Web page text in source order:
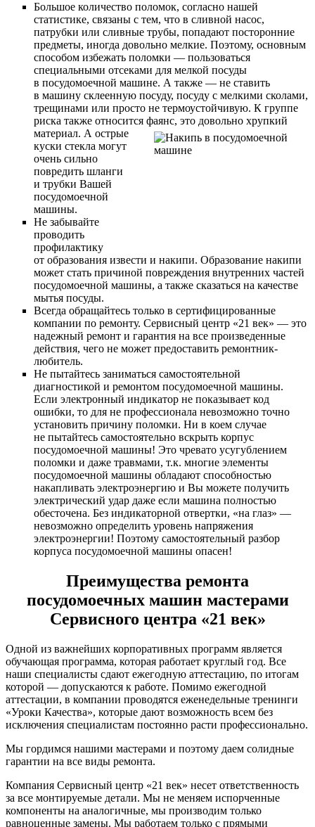
Большое количество поломок, согласно нашей
статистике, связаны с тем, что в сливной насос,
патрубки или сливные трубы, попадают посторонние
предметы, иногда довольно мелкие. Поэтому, основным
способом избежать поломки — пользоваться
специальными отсеками для мелкой посуды
в посудомоечной машине. А также — не ставить
в машину склеенную посуду, посуду с мелкими сколами,
трещинами или просто не термоустойчивую. К группе
риска также относится фаянс, это довольно хрупкий
материал. А острые
куски стекла могут
очень сильно
повредить шланги
и трубки Вашей
посудомоечной
машины.
Не забывайте
проводить
профилактику
от образования извести и накипи. Образование накипи
может стать причиной повреждения внутренних частей
посудомоечной машины, а также сказаться на качестве
мытья посуды.
Всегда обращайтесь только в сертифицированные
компании по ремонту. Сервисный центр «21 век» — это
надежный ремонт и гарантия на все произведенные
действия, чего не может предоставить ремонтник-
любитель.
Не пытайтесь заниматься самостоятельной
диагностикой и ремонтом посудомоечной машины.
Если электронный индикатор не показывает код
ошибки, то для не профессионала невозможно точно
установить причину поломки. Ни в коем случае
не пытайтесь самостоятельно вскрыть корпус
посудомоечной машины! Это чревато усугублением
поломки и даже травмами, т.к. многие элементы
посудомоечной машины обладают способностью
накапливать электроэнергию и Вы можете получить
электрический удар даже если машина полностью
обесточена. Без индикаторной отвертки, «на глаз» —
невозможно определить уровень напряжения
электроэнергии! Поэтому самостоятельный разбор
корпуса посудомоечной машины опасен!
Преимущества ремонта
посудомоечных машин мастерами
Сервисного центра «21 век»
Одной из важнейших корпоративных программ является
обучающая программа, которая работает круглый год. Все
наши специалисты сдают ежегодную аттестацию, по итогам
которой — допускаются к работе. Помимо ежегодной
аттестации, в компании проводятся еженедельные тренинги
«Уроки Качества», которые дают возможность всем без
исключения специалистам постоянно расти профессионально.
Мы гордимся нашими мастерами и поэтому даем солидные
гарантии на все виды ремонта.
Компания Сервисный центр «21 век» несет ответственность
за все монтируемые детали. Мы не меняем испорченные
компоненты на аналогичные, мы производим только
равноценные замены. Мы работаем только с прямыми